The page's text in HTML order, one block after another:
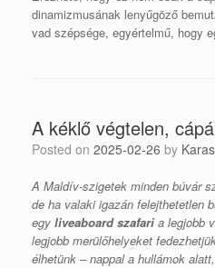
dinamizmusának lenyűgöző
vad szépsége, egyértelmű, hogy
A kéklő végtelen,
Posted on 2025-02-26 by Karas
A Maldív-szigetek minden búvár
de ha valaki igazán felejthetetlen
egy liveaboard szafari a legjobb
legjobb merülőhelyeket
élhetünk – nappal a hullámok